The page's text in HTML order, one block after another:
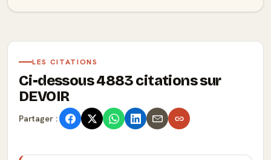
LES CITATIONS
Ci-dessous 4883 citations sur
DEVOIR
Partager :